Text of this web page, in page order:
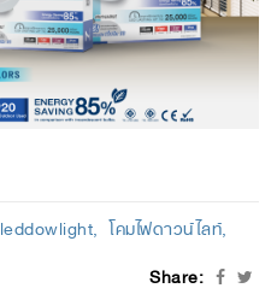
leddowlight โคมไฟดาวน์ไลท์
Share: